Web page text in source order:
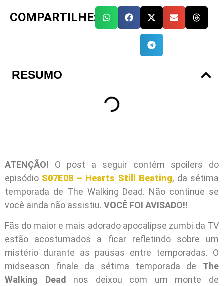
COMPARTILHE:
RESUMO
ATENÇÃO! O post a seguir contém spoilers do
episódio S07E08 – Hearts Still Beating, da sétima
temporada de The Walking Dead. Não continue se
você ainda não assistiu. VOCÊ FOI AVISADO!!
Fãs do maior e mais adorado apocalipse zumbi da TV
estão acostumados a ficar refletindo sobre um
mistério durante as pausas entre temporadas. O
midseason finale da sétima temporada de The
Walking Dead
nos deixou com um monte de